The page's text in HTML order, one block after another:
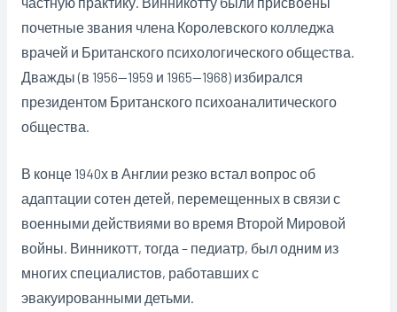
почетные звания члена Королевского колледжа
врачей и Британского психологического общества.
Дважды (в 1956—1959 и 1965—1968) избирался
президентом Британского психоаналитического
общества.
В конце 1940х в Англии резко встал вопрос об
адаптации сотен детей, перемещенных в связи с
военными действиями во время Второй Мировой
войны. Винникотт, тогда – педиатр, был одним из
многих специалистов, работавших с
эвакуированными детьми.